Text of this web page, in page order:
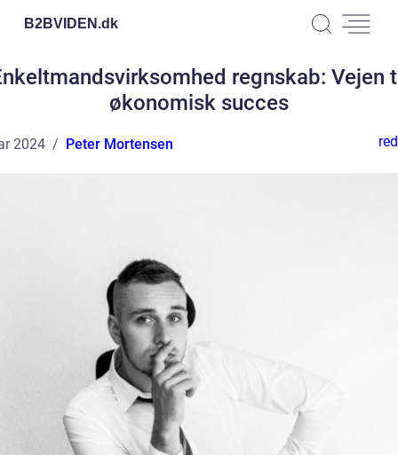
B2BVIDEN.dk
regnskab: Vejen
økonomisk succes
2024 Peter Mortensen